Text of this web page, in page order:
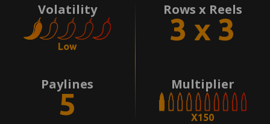
Volatility
Low
Rows x Reels
3 x 3
Paylines
5
Multiplier
X150